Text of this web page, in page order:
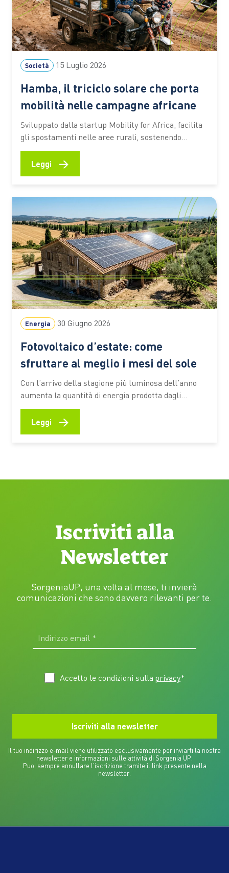
Società 15 Luglio 2026
Hamba, il triciclo solare che porta
mobilità nelle campagne africane
Sviluppato dalla startup Mobility for Africa, facilita
gli spostamenti nelle aree rurali, sostenendo
agricoltura, imprenditoria locale, inclusione
femminile e riduzione delle emissioni In molte aree
rurali dell’Africa spostarsi rappresenta ancora una
gestisce una piccola attività commerciale o deve
Leggi →
Energia 30 Giugno 2026
Fotovoltaico d’estate: come
sfruttare al meglio i mesi del sole
Con l’arrivo della stagione più luminosa dell’anno
aumenta la quantità di energia prodotta dagli
impianti domestici. È il periodo ideale per
controllare le prestazioni del sistema, verificare il
corretto funzionamento dei componenti e valutare
Leggi →
Iscriviti alla
Newsletter
SorgeniaUP, una volta al mese, ti invierà
comunicazioni che sono davvero rilevanti per te.
Accetto le condizioni sulla privacy*
Il tuo indirizzo e-mail viene utilizzato esclusivamente per inviarti la nostra
newsletter e informazioni sulle attività di Sorgenia UP.
Puoi sempre annullare l'iscrizione tramite il link presente nella
newsletter.